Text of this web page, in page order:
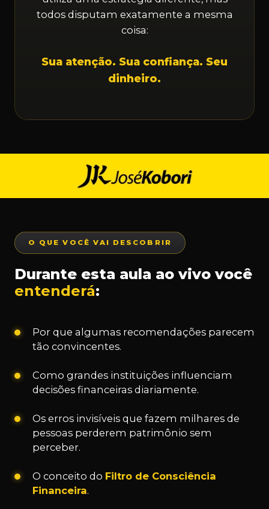
todos disputam exatamente a mesma
coisa:
Sua atenção. Sua confiança. Seu
dinheiro.
O QUE VOCÊ VAI DESCOBRIR
Durante esta aula ao vivo você
entenderá:
Por que algumas recomendações parecem
tão convincentes.
Como grandes instituições influenciam
decisões financeiras diariamente.
Os erros invisíveis que fazem milhares de
pessoas perderem patrimônio sem
perceber.
O conceito do Filtro de Consciência
Financeira.